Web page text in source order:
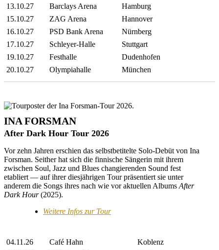
13.10.27
Barclays Arena
Hamburg
15.10.27
ZAG Arena
Hannover
16.10.27
PSD Bank Arena
Nürnberg
17.10.27
Schleyer-Halle
Stuttgart
19.10.27
Festhalle
Dudenhofen
20.10.27
Olympiahalle München
INA FORSMAN
After Dark Hour Tour 2026
Vor zehn Jahren erschien das selbstbetitelte Solo-Debüt von Ina
Forsman. Seither hat sich die finnische Sängerin mit ihrem
zwischen Soul, Jazz und Blues changierenden Sound fest
etabliert — auf ihrer diesjährigen Tour präsentiert sie unter
anderem die Songs ihres nach wie vor aktuellen Albums After
Dark Hour(2025).
Weitere Infos zur Tour
04.11.26 Café Hahn
Koblenz